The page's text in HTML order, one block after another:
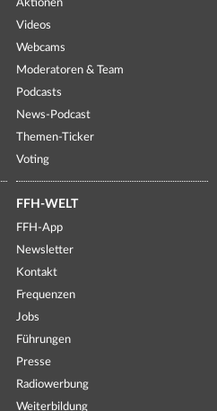
Aktionen
Videos
Webcams
Moderatoren & Team
Podcasts
News-Podcast
Themen-Ticker
Voting
FFH-WELT
FFH-App
Newsletter
Kontakt
Frequenzen
Jobs
Führungen
Presse
Radiowerbung
Weiterbildung